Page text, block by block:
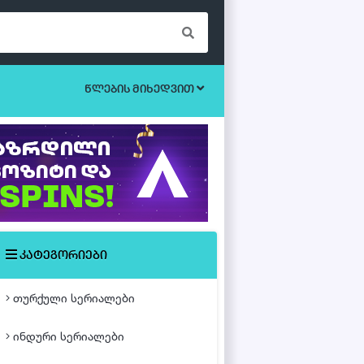
ბოევიკი
ეროტიული
ისტორიული
მძაფრ-სიუჟეტიანი
უკრაინული სერიალები
წლების მიხედვით
კატეგორიები
თურქული სერიალები
ინდური სერიალები